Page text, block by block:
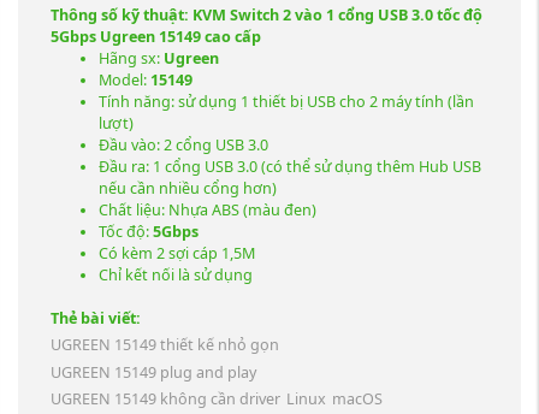
Thông số kỹ thuật: KVM Switch 2 vào 1 cổng USB 3.0 tốc độ
5Gbps Ugreen 15149 cao cấp
Hãng sx: Ugreen
Model: 15149
Tính năng: sử dụng 1 thiết bị USB cho 2 máy tính (lần
lượt)
Đầu vào: 2 cổng USB 3.0
Đầu ra: 1 cổng USB 3.0 (có thể sử dụng thêm Hub USB
nếu cần nhiều cổng hơn)
Chất liệu: Nhựa ABS (màu đen)
Tốc độ:5Gbps
Có kèm 2 sợi cáp 1,5M
Chỉ kết nối là sử dụng
Thẻ bài viết:
UGREEN 15149 thiết kế nhỏ gọn​
UGREEN 15149 plug and play
UGREEN 15149 không cần driver Linux macOS